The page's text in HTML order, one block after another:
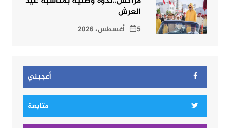
العرش
5 أغسطس، 2026
أعجبني
متابعة